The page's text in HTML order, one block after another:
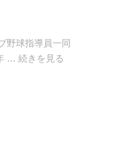
野球指導員一同
… 続きを見る